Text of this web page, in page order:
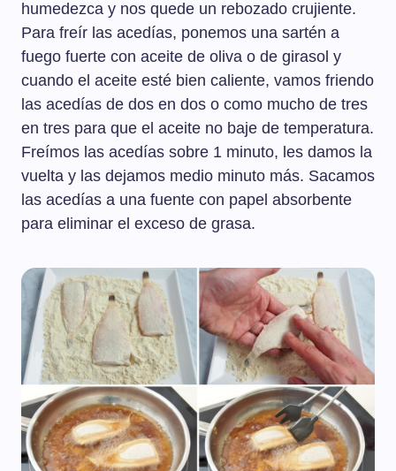
humedezca y nos quede un rebozado crujiente.
Para freír las acedías, ponemos una sartén a
fuego fuerte con aceite de oliva o de girasol y
cuando el aceite esté bien caliente, vamos friendo
las acedías de dos en dos o como mucho de tres
en tres para que el aceite no baje de temperatura.
Freímos las acedías sobre 1 minuto, les damos la
vuelta y las dejamos medio minuto más. Sacamos
las acedías a una fuente con papel absorbente
para eliminar el exceso de grasa.